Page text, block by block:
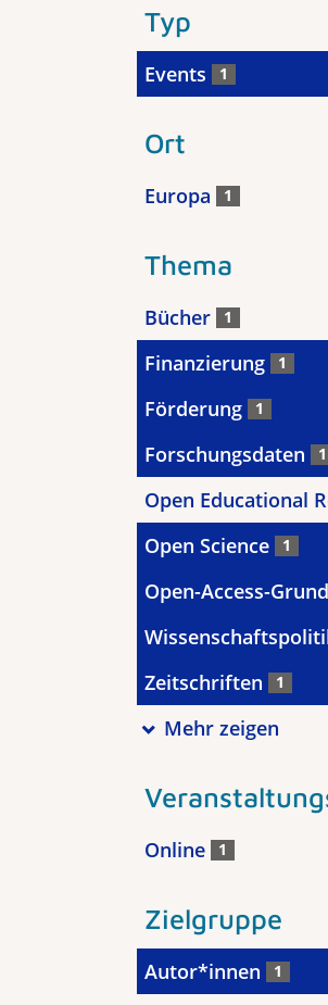
Typ
Events 1
Ort
Europa 1
Thema
Bücher 1
Finanzierung 1
Förderung 1
Forschungsdaten 1
Open Educational
Open Science 1
Open-Access-
Zeitschriften 1
Mehr zeigen
Online 1
Zielgruppe
Autor*innen 1